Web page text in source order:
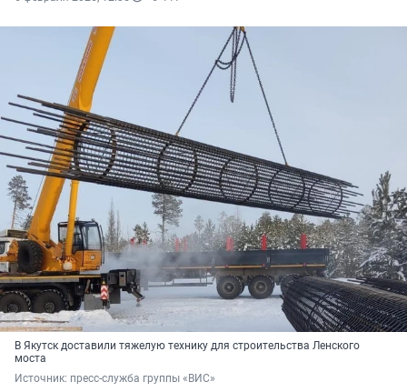
В Якутск доставили тяжелую технику для строительства Ленского
моста
Источник: пресс-служба группы «ВИС»